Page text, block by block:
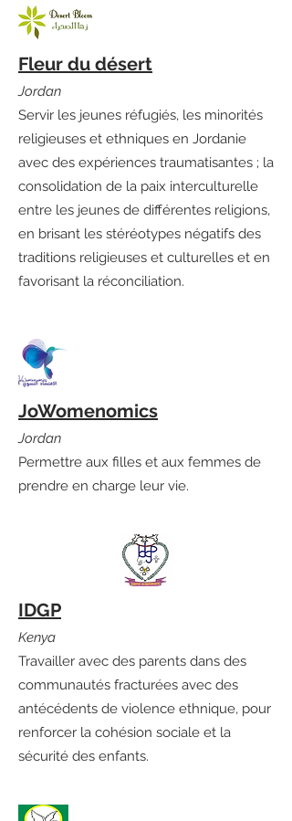
Fleur du désert
Jordan
Servir les jeunes réfugiés, les minorités
religieuses et ethniques en Jordanie
avec des expériences traumatisantes ; la
consolidation de la paix interculturelle
entre les jeunes de différentes religions,
en brisant les stéréotypes négatifs des
traditions religieuses et culturelles et en
favorisant la réconciliation.
JoWomenomics
Jordan
Permettre aux filles et aux femmes de
prendre en charge leur vie.
IDGP
Kenya
Travailler avec des parents dans des
communautés fracturées avec des
antécédents de violence ethnique, pour
renforcer la cohésion sociale et la
sécurité des enfants.